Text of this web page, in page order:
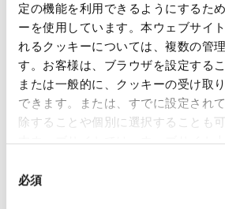
定の機能を利用できるようにするた
ーを使用しています。本ウェブサイ
れるクッキーについては、複数の管
す。お客様は、ブラウザを設定する
または一般的に、クッキーの受け取
できます。または、すでに設定され
除することや個別に選択することも
いるので、ご注意ください。これら
れられない場合、本ウェブサイトの
必須
OVOL LOOP
グループ紹介
2026.07.17
事業紹介
動画
1845年の創業以来の歩み、グ
使用済み化粧